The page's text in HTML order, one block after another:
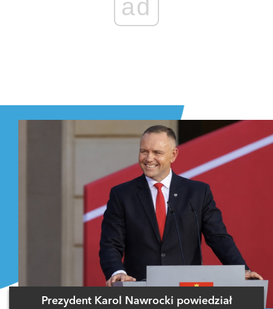
ad
Prezydent Karol Nawrocki powiedział